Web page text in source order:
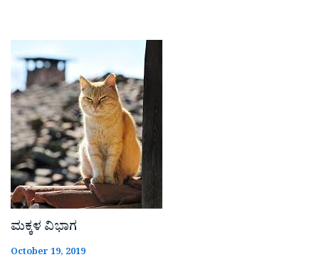
ಮಕ್ಕಳ ವಿಭಾಗ
October 19, 2019